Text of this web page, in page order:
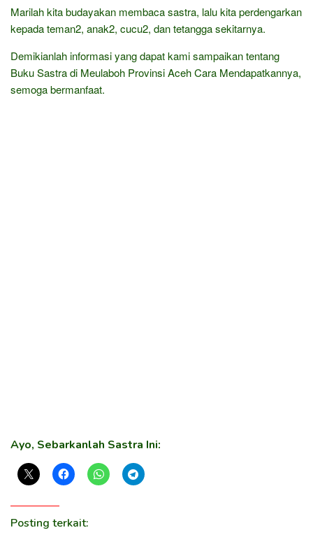
Marilah kita budayakan membaca sastra, lalu kita perdengarkan
kepada teman2, anak2, cucu2, dan tetangga sekitarnya.
Demikianlah informasi yang dapat kami sampaikan tentang
Buku Sastra di Meulaboh Provinsi Aceh Cara Mendapatkannya,
semoga bermanfaat.
Ayo, Sebarkanlah Sastra Ini:
Posting terkait: